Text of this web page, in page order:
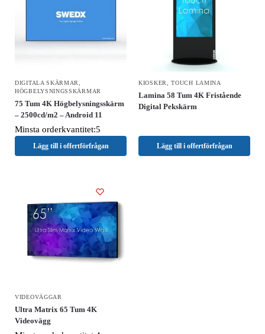
DIGITALA SKÄRMAR
HÖGBELYSNINGSSKÄRMAR
75 Tum 4K Högbelysningsskärm
– 2500cd/m2 – Android 11
Minsta orderkvantitet:5
Lägg till i offertförfrågan
KIOSKER ,TOUCH LAMINA
Lamina 58 Tum 4K Fristående
Digital Pekskärm
Lägg till i offertförfrågan
VIDEOVÄGGAR
Ultra Matrix 65 Tum 4K
Videovägg